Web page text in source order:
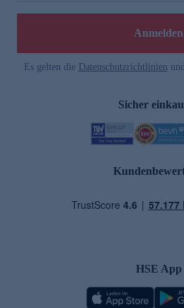
Anmelden
Es gelten die Datenschutzrichtlinien
Sicher
HSE App